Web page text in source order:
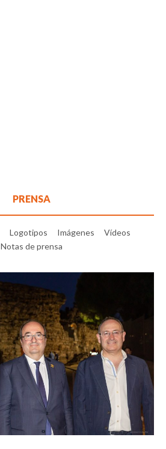
PRENSA
Logotipos Imágenes
Vídeos
Notas de prensa